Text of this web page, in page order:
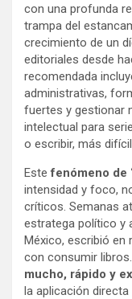
con una profunda
trampa del
crecimiento de un
editoriales desde
recomendada
administrativas,
fuertes y gestionar
intelectual para
o escribir, más
Estefenómeno de
intensidad y foco,
críticos. Semanas
estratega político y
México, escribió en
con consumir
mucho, rápido y
la aplicación